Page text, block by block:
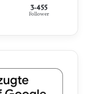
3.455
Follower